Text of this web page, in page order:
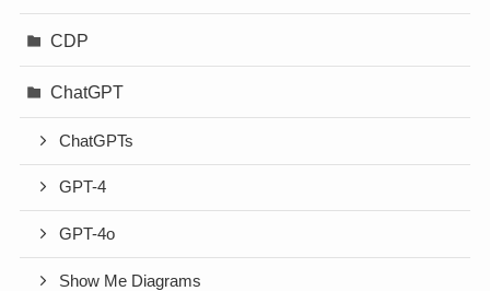
CDP
ChatGPT
ChatGPTs
GPT-4
GPT-4o
Show Me Diagrams